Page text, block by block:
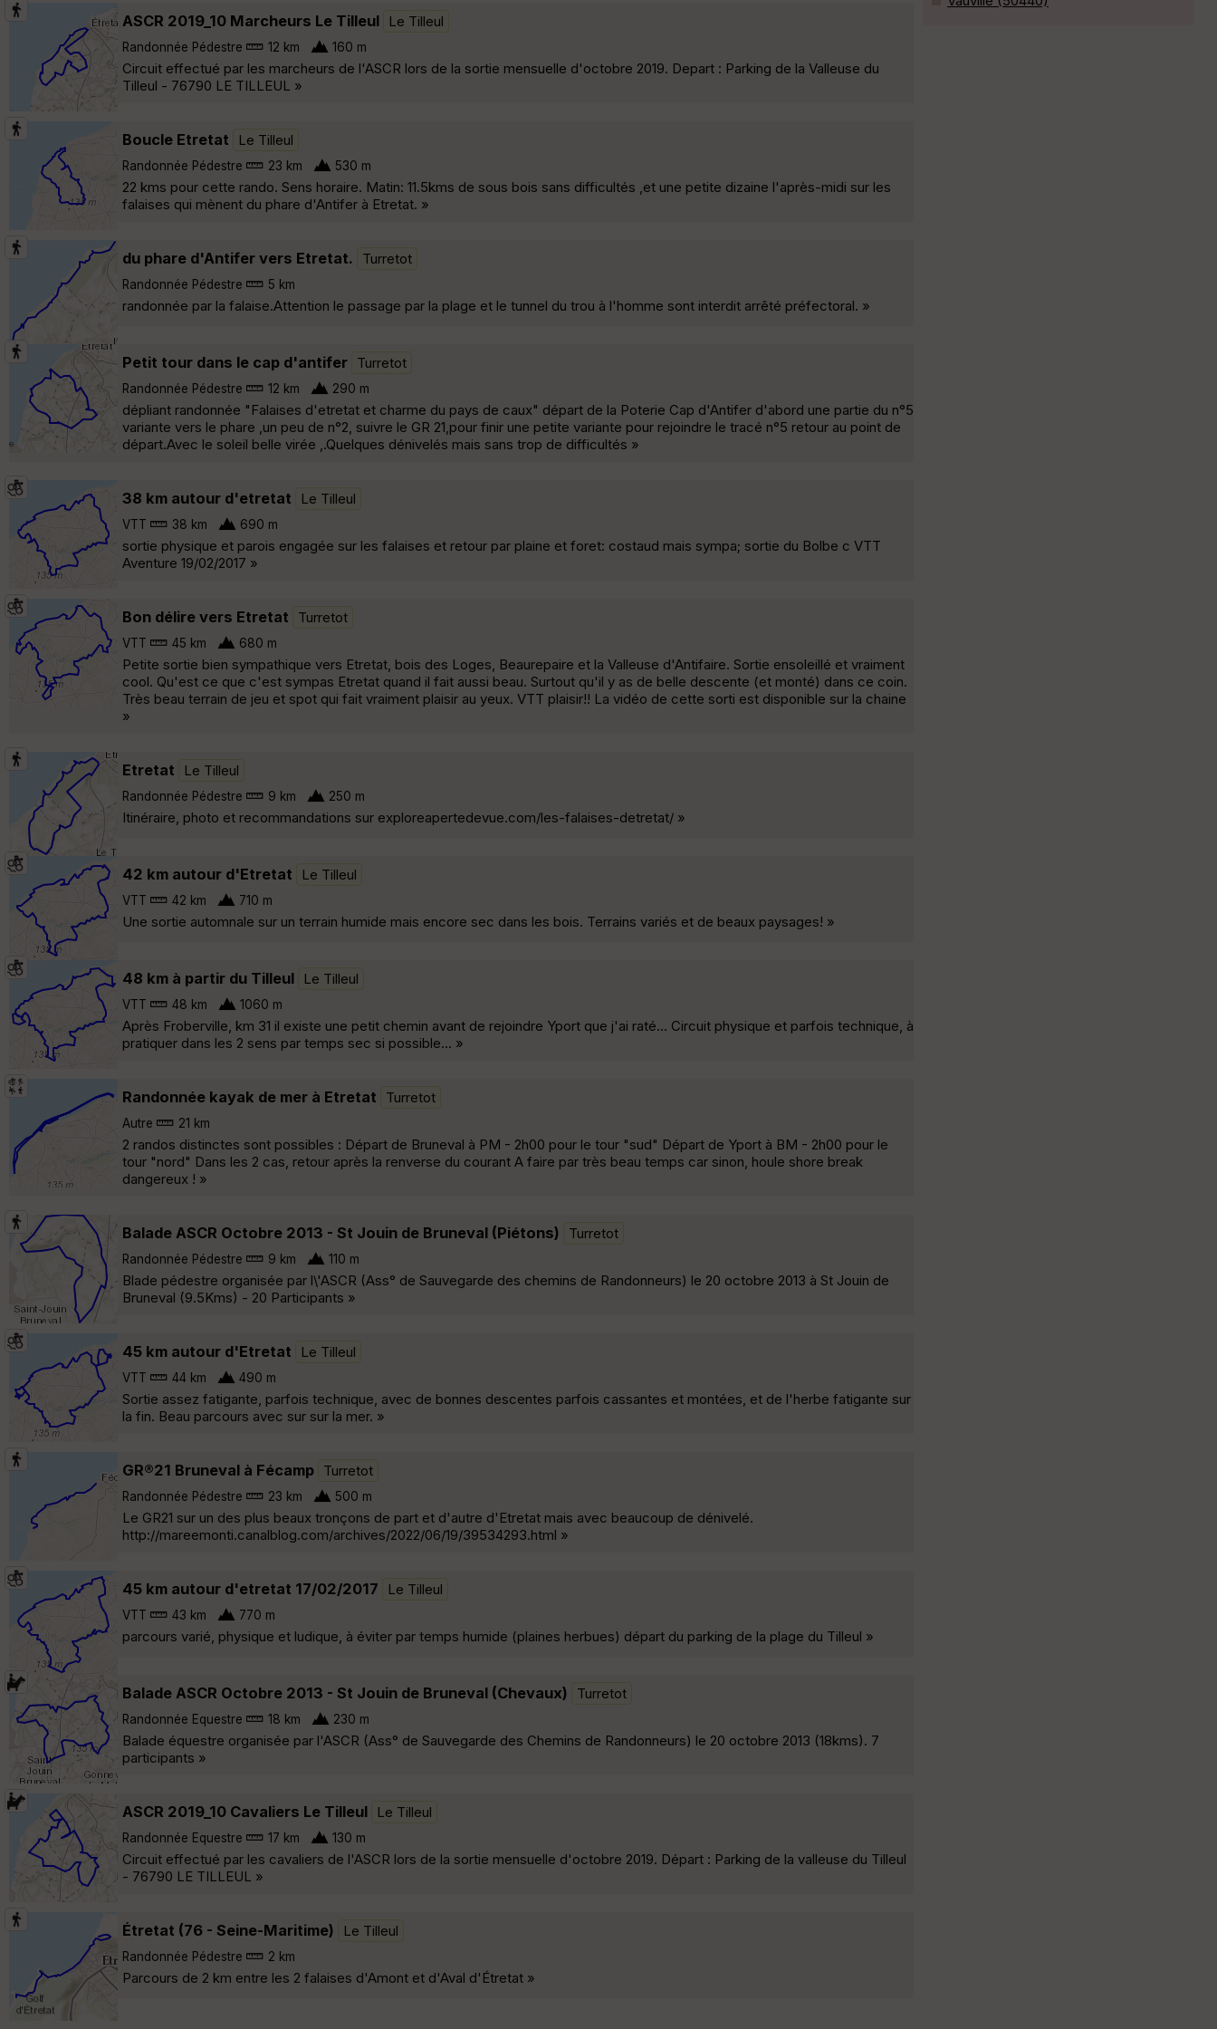
ASCR 2019_10 Marcheurs Le Tilleul Le Tilleul
Randonnée Pédestre 12 km 160 m
Circuit effectué par les marcheurs de l'ASCR lors de la sortie mensuelle d'octobre 2019. Depart : Parking de la Valleuse du
Tilleul - 76790 LE TILLEUL »
Boucle Etretat Le Tilleul
Randonnée Pédestre 23 km 530 m
22 kms pour cette rando. Sens horaire. Matin: 11.5kms de sous bois sans difficultés ,et une petite dizaine l'après-midi sur les
falaises qui mènent du phare d'Antifer à Etretat. »
du phare d'Antifer vers Etretat. Turretot
Randonnée Pédestre 5 km
randonnée par la falaise.Attention le passage par la plage et le tunnel du trou à l'homme sont interdit arrêté préfectoral. »
Petit tour dans le cap d'antifer Turretot
Randonnée Pédestre 12 km 290 m
dépliant randonnée "Falaises d'etretat et charme du pays de caux" départ de la Poterie Cap d'Antifer d'abord une partie du n°5
variante vers le phare ,un peu de n°2, suivre le GR 21,pour finir une petite variante pour rejoindre le tracé n°5 retour au point de
départ.Avec le soleil belle virée ,.Quelques dénivelés mais sans trop de difficultés »
38 km autour d'etretat Le Tilleul
VTT 38 km 690 m
sortie physique et parois engagée sur les falaises et retour par plaine et foret: costaud mais sympa; sortie du Bolbe c VTT
Aventure 19/02/2017 »
Bon délire vers Etretat Turretot
VTT 45 km 680 m
Petite sortie bien sympathique vers Etretat, bois des Loges, Beaurepaire et la Valleuse d'Antifaire. Sortie ensoleillé et vraiment
cool. Qu'est ce que c'est sympas Etretat quand il fait aussi beau. Surtout qu'il y as de belle descente (et monté) dans ce coin.
Très beau terrain de jeu et spot qui fait vraiment plaisir au yeux. VTT plaisir!! La vidéo de cette sorti est disponible sur la chaine
»
Etretat Le Tilleul
Randonnée Pédestre 9 km 250 m
Itinéraire, photo et recommandations sur exploreapertedevue.com/les-falaises-detretat/ »
42 km autour d'Etretat Le Tilleul
VTT 42 km 710 m
Une sortie automnale sur un terrain humide mais encore sec dans les bois. Terrains variés et de beaux paysages! »
48 km à partir du Tilleul Le Tilleul
VTT 48 km 1060 m
Après Froberville, km 31 il existe une petit chemin avant de rejoindre Yport que j'ai raté... Circuit physique et parfois technique, à
pratiquer dans les 2 sens par temps sec si possible... »
Randonnée kayak de mer à Etretat Turretot
Autre 21 km
2 randos distinctes sont possibles : Départ de Bruneval à PM - 2h00 pour le tour "sud" Départ de Yport à BM - 2h00 pour le
tour "nord" Dans les 2 cas, retour après la renverse du courant A faire par très beau temps car sinon, houle shore break
dangereux ! »
Balade ASCR Octobre 2013 - St Jouin de Bruneval (Piétons) Turretot
Randonnée Pédestre 9 km 110 m
Blade pédestre organisée par l\'ASCR (Ass° de Sauvegarde des chemins de Randonneurs) le 20 octobre 2013 à St Jouin de
Bruneval (9.5Kms) - 20 Participants »
45 km autour d'Etretat Le Tilleul
VTT 44 km 490 m
Sortie assez fatigante, parfois technique, avec de bonnes descentes parfois cassantes et montées, et de l'herbe fatigante sur
la fin. Beau parcours avec sur sur la mer. »
GR®21 Bruneval à Fécamp Turretot
Randonnée Pédestre 23 km 500 m
Le GR21 sur un des plus beaux tronçons de part et d'autre d'Etretat mais avec beaucoup de dénivelé.
http://mareemonti.canalblog.com/archives/2022/06/19/39534293.html »
45 km autour d'etretat 17/02/2017 Le Tilleul
VTT 43 km 770 m
parcours varié, physique et ludique, à éviter par temps humide (plaines herbues) départ du parking de la plage du Tilleul »
Balade ASCR Octobre 2013 - St Jouin de Bruneval (Chevaux) Turretot
Randonnée Equestre 18 km 230 m
Balade équestre organisée par l'ASCR (Ass° de Sauvegarde des Chemins de Randonneurs) le 20 octobre 2013 (18kms). 7
participants »
ASCR 2019_10 Cavaliers Le Tilleul Le Tilleul
Randonnée Equestre 17 km 130 m
Circuit effectué par les cavaliers de l'ASCR lors de la sortie mensuelle d'octobre 2019. Départ : Parking de la valleuse du Tilleul
- 76790 LE TILLEUL »
Étretat (76 - Seine-Maritime) Le Tilleul
Randonnée Pédestre 2 km
Parcours de 2 km entre les 2 falaises d'Amont et d'Aval d'Étretat »